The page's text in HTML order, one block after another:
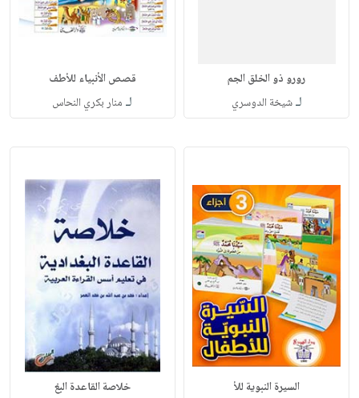
رورو ذو الخلق الجم
لـشيخة الدوسري
قصص الأنبياء للأطف
لـ منار بكري النحاس
السيرة النبوية للأ خلاصة القاعدة البغ